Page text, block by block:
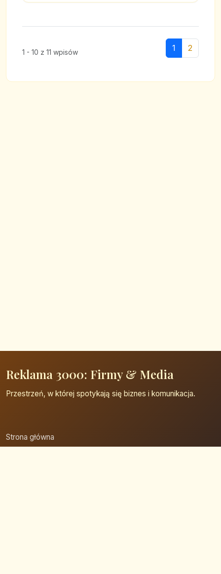
1 - 10 z 11 wpisów 1 2
Reklama 3000: Firmy & Media
Przestrzeń, w której spotykają się biznes i komunikacja.
Strona główna